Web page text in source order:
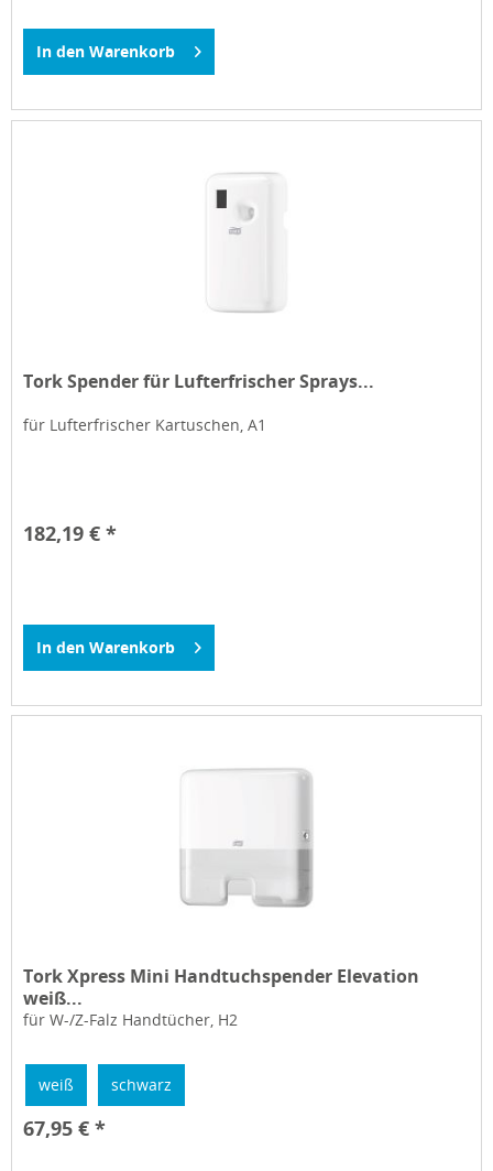
In den Warenkorb
Tork Spender für Lufterfrischer Sprays...
für Lufterfrischer Kartuschen, A1
182,19 € *
In den Warenkorb
Tork Xpress Mini Handtuchspender Elevation
weiß...
für W-/Z-Falz Handtücher, H2
weiß schwarz
67,95 € *